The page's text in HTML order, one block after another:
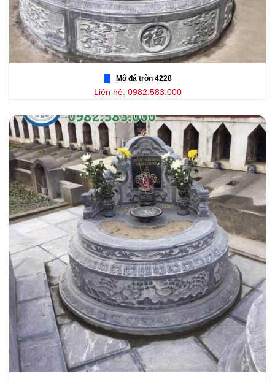
Mộ đá tròn 4228
Liên hệ: 0982.583.000